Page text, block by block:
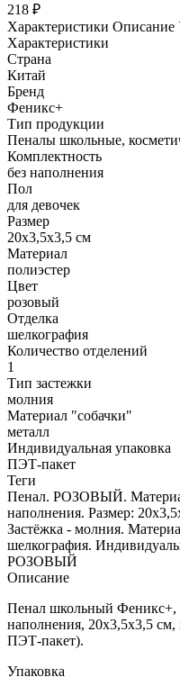
218 ₽
Характеристики Описание
Характеристики
Страна
Китай
Бренд
Феникс+
Тип продукции
Пеналы школьные,
Комплектность
без наполнения
Пол
для девочек
Размер
20x3,5x3,5 см
Материал
полиэстер
Цвет
розовый
Отделка
шелкография
Количество отделений
1
Тип застежки
молния
Материал "собачки"
металл
Индивидуальная упаковка
ПЭТ-пакет
Теги
Пенал. РОЗОВЫЙ.
наполнения. Размер:
Застёжка - молния.
шелкография.
РОЗОВЫЙ
Описание
Пенал школьный
наполнения, 20x3,5x3,5
ПЭТ-пакет).
Упаковка